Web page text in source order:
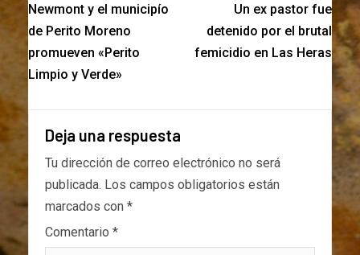
Newmont y el municipío
de Perito Moreno
promueven «Perito
Limpio y Verde»
Un ex pastor fue
detenido por el brutal
femicidio en Las Heras
Deja una respuesta
Tu dirección de correo electrónico no será
publicada. Los campos obligatorios están
marcados con *
Comentario *